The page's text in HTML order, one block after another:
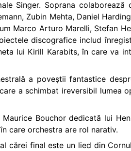
Singer. Soprana colaborează
Zubin Mehta, Daniel
Marco Arturo Marelli, Stefan
discografice includ
lui Kirill Karabits, în care va
a poveștii fantastice
a schimbat ireversibil lumea
Bouchor dedicată lui
care orchestra are rol narativ.
cărei final este un lied din